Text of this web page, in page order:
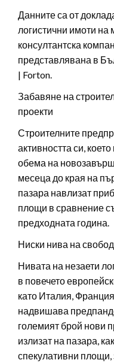
Данните са от
логистични имоти
консултантска
представлявана в
| Forton.
Забавяне на
проекти
Строителните
активността си,
обема на
месеца до края на
пазара навлизат
площи в сравнение
предходната година.
Ниски нива на
Нивата на незаети
в повечето
като Италия,
надвишава
големият брой нови
излизат на пазара,
спекулативни площи,